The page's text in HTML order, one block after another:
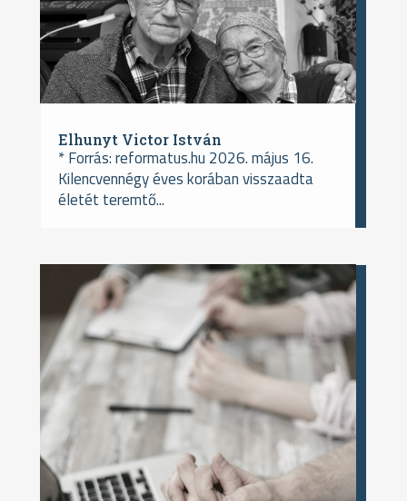
Elhunyt Victor István
* Forrás: reformatus.hu 2026. május 16.
Kilencvennégy éves korában visszaadta
életét teremtő...